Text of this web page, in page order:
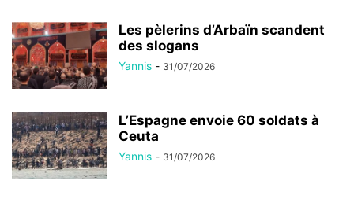
Les pèlerins d’Arbaïn scandent
des slogans
Yannis - 31/07/2026
L’Espagne envoie 60 soldats à
Ceuta
Yannis - 31/07/2026